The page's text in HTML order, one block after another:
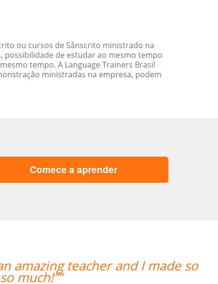
ou cursos de Sânscrito ministrado na
possibilidade de estudar ao mesmo tempo
tempo. A Language Trainers Brasil
ministradas na empresa, podem
Comece a aprender
curso foi ótimo, e deu aos
comercial normal. Vamos continuar